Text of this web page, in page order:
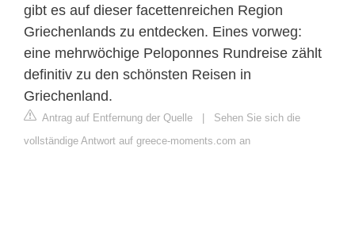
gibt es auf dieser facettenreichen Region
Griechenlands zu entdecken. Eines vorweg:
eine mehrwöchige Peloponnes Rundreise zählt
definitiv zu den schönsten Reisen in
Griechenland.
Antrag auf Entfernung der Quelle | Sehen Sie sich die
vollständige Antwort auf greece-moments.com an